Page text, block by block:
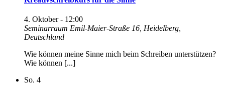
4. Oktober - 12:00
Seminarraum Emil-Maier-Straße 16, Heidelberg,
Deutschland
Wie können meine Sinne mich beim Schreiben unterstützen?
Wie können [...]
So. 4